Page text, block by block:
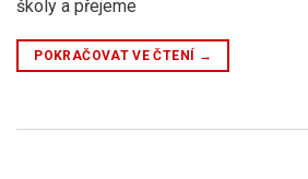
školy a přejeme
POKRAČOVAT VE ČTENÍ →